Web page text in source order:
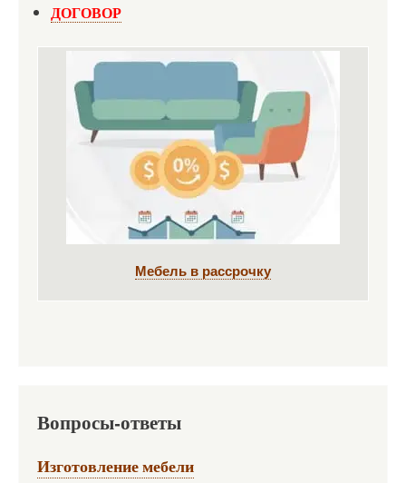
ДОГОВОР
Мебель в рассрочку
Вопросы-ответы
Изготовление мебели